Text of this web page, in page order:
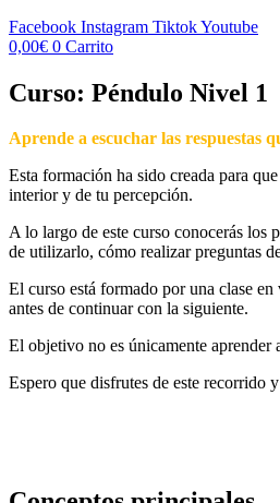
Facebook Instagram TiktokYoutube
0,00€ 0 Carrito
Curso: Péndulo Nivel 1
Aprende a escuchar las respuestas
Esta formación ha sido creada para
interior y de tu percepción.
A lo largo de este curso conocerás los
de utilizarlo, cómo realizar preguntas
El curso está formado por una clase
antes de continuar con la siguiente.
El objetivo no es únicamente
Espero que disfrutes de este recorrido